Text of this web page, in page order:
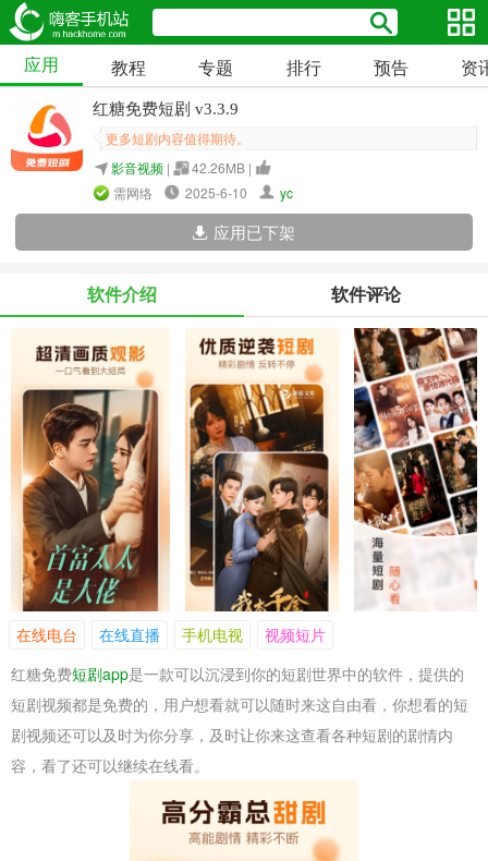
应用 教程 专题 排行 预告 资
红糖免费短剧 v3.3.9
更多短剧内容值得期待。
影音视频 |
42.26MB |
需网络
2025-6-10 yc
应用已下架
软件介绍 软件评论
在线电台 在线直播 手机电视
视频短片
红糖免费短剧app是一款可以沉浸到你的短剧世界中的软件，提供的
短剧视频都是免费的，用户想看就可以随时来这自由看，你想看的短
剧视频还可以及时为你分享，及时让你来这查看各种短剧的剧情内
容，看了还可以继续在线看。